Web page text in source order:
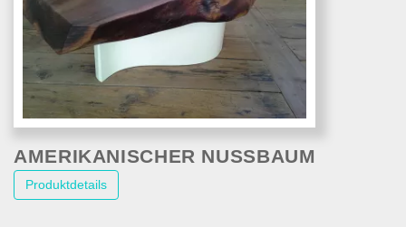
AMERIKANISCHER NUSSBAUM
Produktdetails